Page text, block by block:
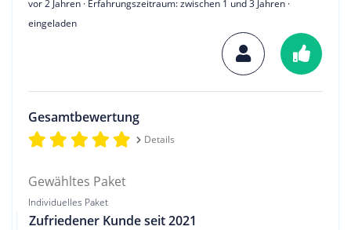
vor 2 Jahren · Erfahrungszeitraum: zwischen 1 und 3 Jahren ·
eingeladen
Gesamtbewertung
Details
Gewähltes Paket
Individuelles Paket
Zufriedener Kunde seit 2021